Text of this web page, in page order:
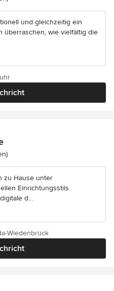
und gleichzeitig ein
überraschen, wie vielfältig die
von 5 Sternen
zu Hause unter
Einrichtungsstils.
d...
Wiedenbrück